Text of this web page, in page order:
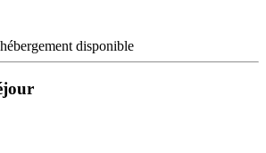
disponible